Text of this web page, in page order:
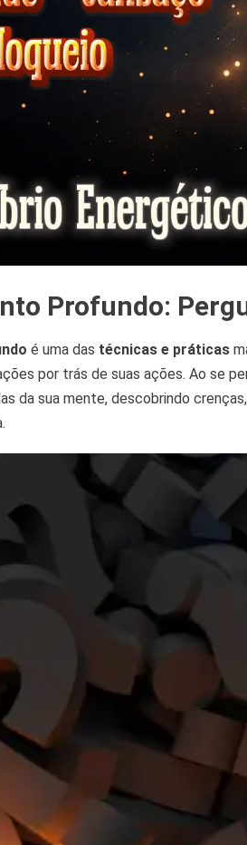
Profundo:
é uma das técnicas e práticas
por trás de suas ações. Ao se
da sua mente, descobrindo